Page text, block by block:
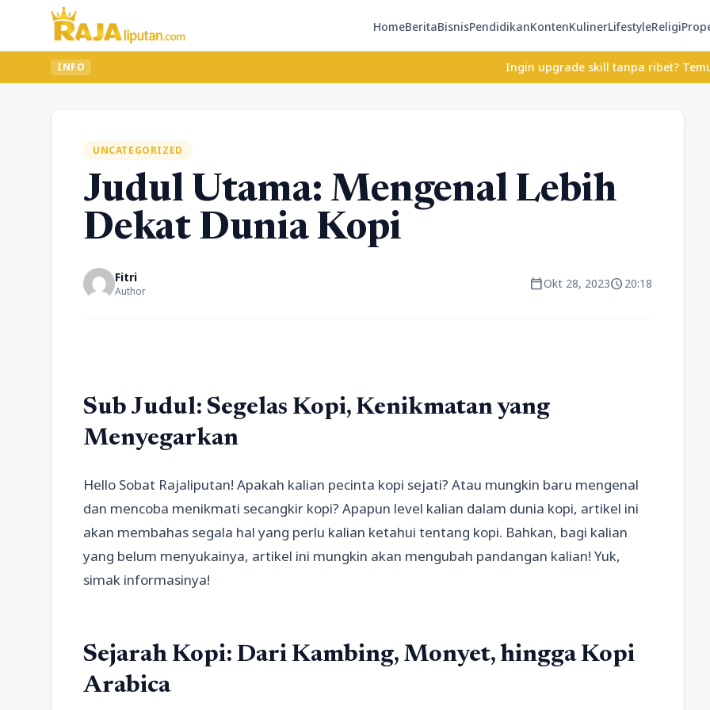
HomeBeritaBisnisPendidikanKontenKulinerLifestyleReligi
INFO Ingin upgrade skill tanpa ribet? Temukan kelas
UNCATEGORIZED
Judul Utama: Mengenal Lebih
Dekat Dunia Kopi
Fitri
Author calendar_todayOkt 28, 2023schedule20:18
Sub Judul: Segelas Kopi, Kenikmatan yang
Menyegarkan
Hello Sobat Rajaliputan! Apakah kalian pecinta kopi sejati? Atau mungkin baru mengenal
dan mencoba menikmati secangkir kopi? Apapun level kalian dalam dunia kopi, artikel ini
akan membahas segala hal yang perlu kalian ketahui tentang kopi. Bahkan, bagi kalian
yang belum menyukainya, artikel ini mungkin akan mengubah pandangan kalian! Yuk,
simak informasinya!
Sejarah Kopi: Dari Kambing, Monyet, hingga Kopi
Arabica